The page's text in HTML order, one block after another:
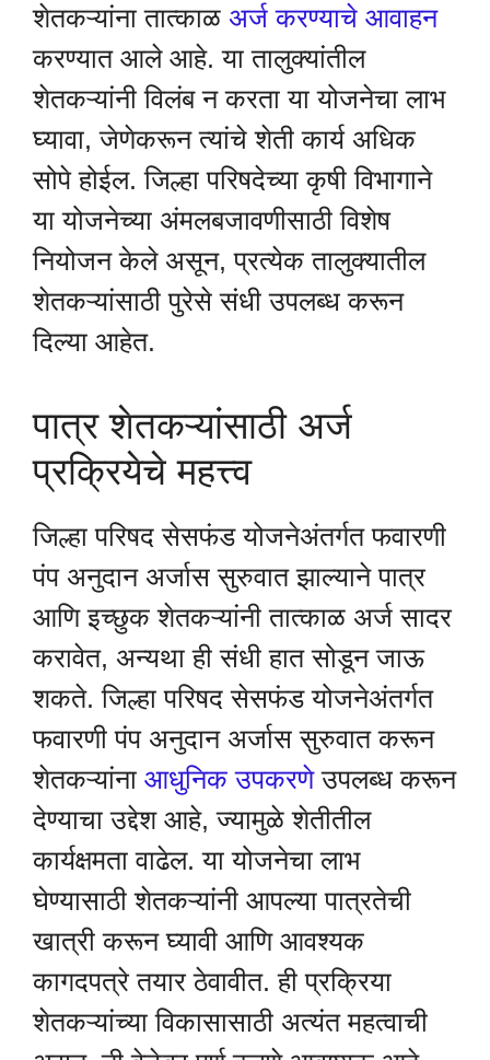
शेतकऱ्यांना तात्काळ अर्ज करण्याचे आवाहन
करण्यात आले आहे. या तालुक्यांतील
शेतकऱ्यांनी विलंब न करता या योजनेचा लाभ
घ्यावा, जेणेकरून त्यांचे शेती कार्य अधिक
सोपे होईल. जिल्हा परिषदेच्या कृषी विभागाने
या योजनेच्या अंमलबजावणीसाठी विशेष
नियोजन केले असून, प्रत्येक तालुक्यातील
शेतकऱ्यांसाठी पुरेसे संधी उपलब्ध करून
दिल्या आहेत.
पात्र शेतकऱ्यांसाठी अर्ज
प्रक्रियेचे महत्त्व
जिल्हा परिषद सेसफंड योजनेअंतर्गत फवारणी
पंप अनुदान अर्जास सुरुवात झाल्याने पात्र
आणि इच्छुक शेतकऱ्यांनी तात्काळ अर्ज सादर
करावेत, अन्यथा ही संधी हात सोडून जाऊ
शकते. जिल्हा परिषद सेसफंड योजनेअंतर्गत
फवारणी पंप अनुदान अर्जास सुरुवात करून
शेतकऱ्यांना आधुनिक उपकरणेउपलब्ध करून
देण्याचा उद्देश आहे, ज्यामुळे शेतीतील
कार्यक्षमता वाढेल. या योजनेचा लाभ
घेण्यासाठी शेतकऱ्यांनी आपल्या पात्रतेची
खात्री करून घ्यावी आणि आवश्यक
कागदपत्रे तयार ठेवावीत. ही प्रक्रिया
शेतकऱ्यांच्या विकासासाठी अत्यंत महत्वाची